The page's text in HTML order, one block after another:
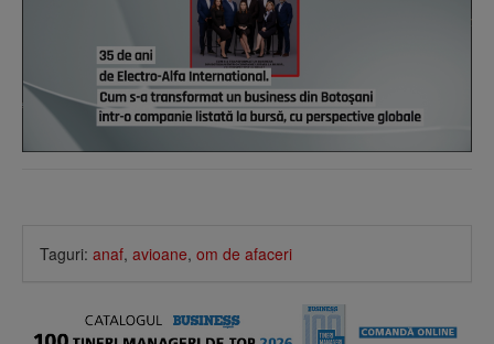
Taguri: anaf, avioane, om de afaceri